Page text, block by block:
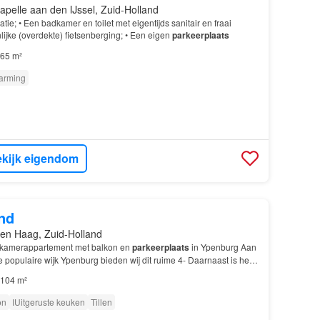
aan den IJssel, Zuid-Holland
• Een badkamer en toilet met eigentijds sanitair en fraai
(overdekte) fietsenberging; • Een eigen parkeerplaats
65 m²
eigendom
Haag, Zuid-Holland
met balkon en parkeerplaats in Ypenburg Aan
populaire wijk Ypenburg bieden wij dit ruime 4- Daarnaast is het
104 m²
IUitgeruste keuken Tillen